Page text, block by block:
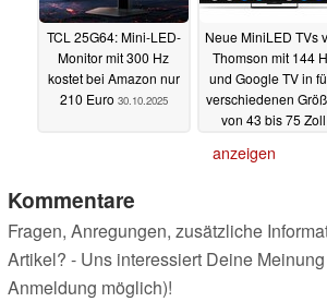
TCL 25G64: Mini-LED-
Monitor mit 300 Hz
kostet bei Amazon nur
210 Euro 30.10.2025
Neue MiniLED TVs
Thomson mit 144
und Google TV in
verschiedenen
von 43 bis 75 Zoll
anzeigen
Kommentare
Fragen, Anregungen, zusätzliche
Artikel? - Uns interessiert Deine
Anmeldung möglich)!